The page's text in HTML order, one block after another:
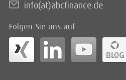
info(at)abcfinance.de
Folgen Sie uns auf